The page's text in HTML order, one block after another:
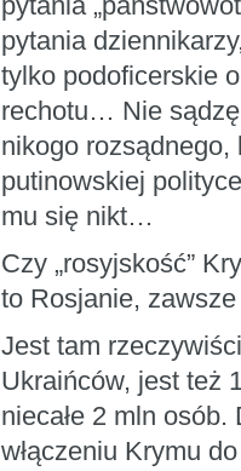
pytania
pytania
tylko podoficerskie
rechotu… Nie sądzę
nikogo rozsądnego,
putinowskiej
mu się nikt…
Czy „rosyjskość”
to Rosjanie,
Jest tam
Ukraińców, jest też
niecałe 2 mln
włączeniu Krymu